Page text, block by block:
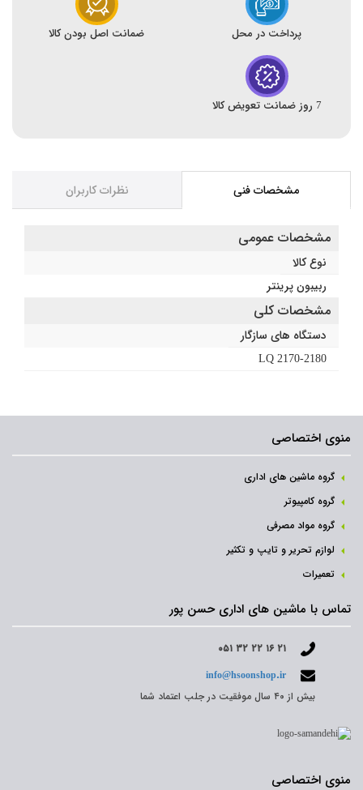
پرداخت در محل ضمانت اصل بودن کالا
7 روز ضمانت تعویض کالا
مشخصات فنی نظرات کاربران
مشخصات عمومی
نوع کالا
ربیبون پرینتر
مشخصات کلی
دستگاه های سازگار
LQ 2170-2180
منوی اختصاصی
گروه ماشین های اداری
گروه کامپیوتر
گروه مواد مصرفی
لوازم تحریر و تایپ و تکثیر
تعمیرات
تماس با ماشین های اداری حسن پور
۰۵۱ ۳۲ ۲۲ ۱۶ ۲۱
info@hsoonshop.ir
بیش از ۴۰ سال موفقیت در جلب اعتماد شما
منوی اختصاصی